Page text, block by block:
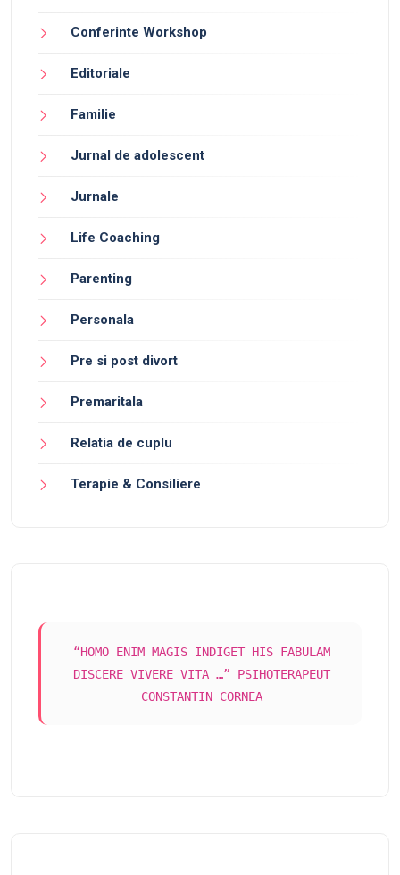
Conferinte Workshop
Editoriale
Familie
Jurnal de adolescent
Jurnale
Life Coaching
Parenting
Personala
Pre si post divort
Premaritala
Relatia de cuplu
Terapie & Consiliere
“HOMO ENIM MAGIS INDIGET HIS FABULAM
DISCERE VIVERE VITA …” PSIHOTERAPEUT
CONSTANTIN CORNEA